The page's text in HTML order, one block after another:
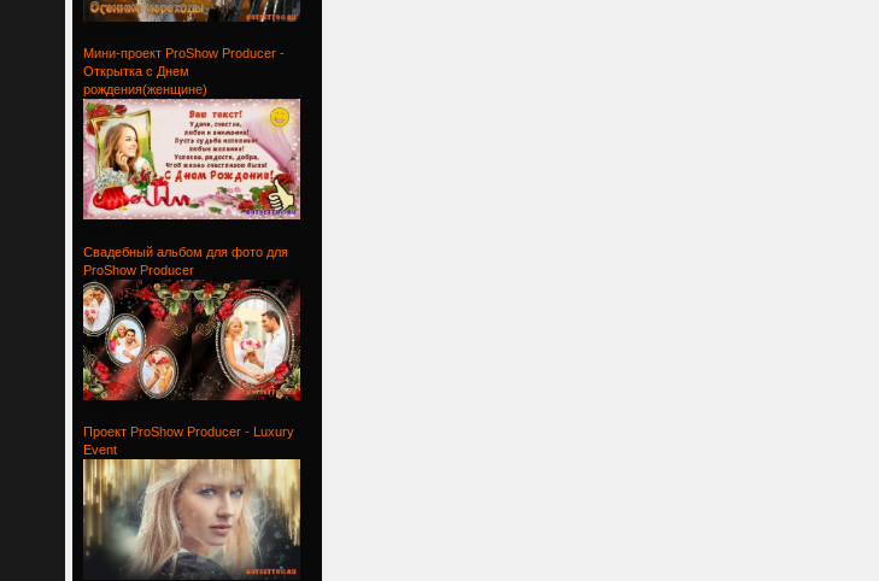
Мини-проект ProShow Producer -
Открытка с Днем
рождения(женщине)
Свадебный альбом для фото для
ProShow Producer
Проект ProShow Producer - Luxury
Event